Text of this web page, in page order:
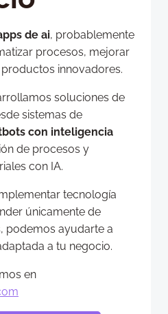
de ai, probablemente
procesos, mejorar
innovadores.
soluciones de
sistemas de
con inteligencia
de procesos y
con IA.
tecnología
únicamente de
podemos ayudarte a
a tu negocio.
en